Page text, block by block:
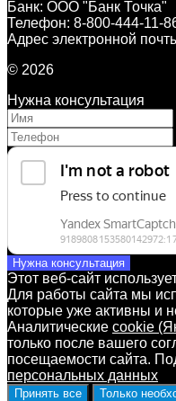
Банк: ООО "Банк Точка"
Телефон: 8-800-444-11-
Адрес электронной
© 2026
Нужна консультация
Нужна консультация
Этот веб-сайт
Для работы сайта мы
которые уже активны и
Аналитические cookie
только после вашего
посещаемости сайта.
персональных данных
Принять все Только